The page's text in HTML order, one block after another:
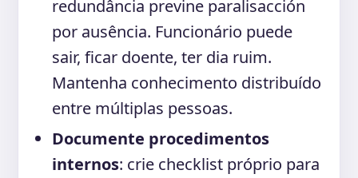
redundância previne paralisacción
por ausência. Funcionário puede
sair, ficar doente, ter dia ruim.
Mantenha conhecimento distribuído
entre múltiplas pessoas.
Documente procedimentos
internos: crie checklist próprio para